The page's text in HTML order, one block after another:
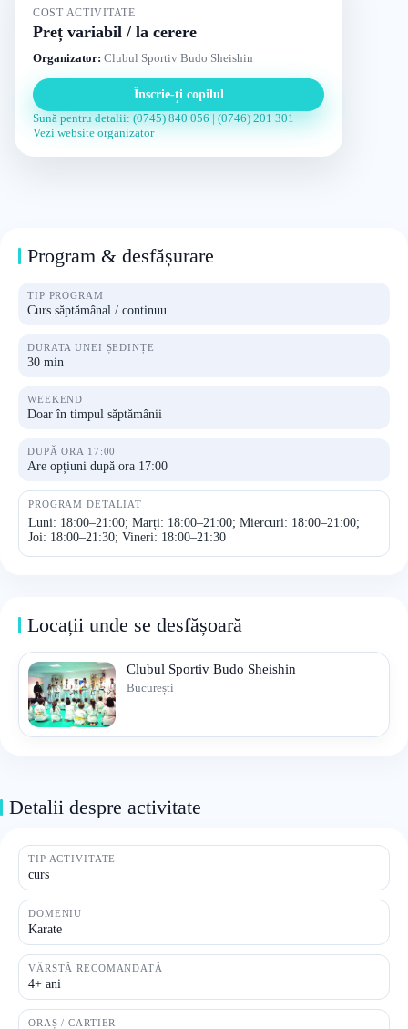
COST ACTIVITATE
Preț variabil / la cerere
Organizator: Clubul Sportiv Budo Sheishin
Înscrie-ți copilul
Sună pentru detalii: (0745) 840 056 | (0746) 201 301
Vezi website organizator
Program & desfășurare
TIP PROGRAM
Curs săptămânal / continuu
DURATA UNEI ȘEDINȚE
30 min
WEEKEND
Doar în timpul săptămânii
DUPĂ ORA 17:00
Are opțiuni după ora 17:00
PROGRAM DETALIAT
Luni: 18:00–21:00; Marți: 18:00–21:00; Miercuri: 18:00–21:00;
Joi: 18:00–21:30; Vineri: 18:00–21:30
Locații unde se desfășoară
Clubul Sportiv Budo Sheishin
București
Detalii despre activitate
TIP ACTIVITATE
curs
DOMENIU
Karate
VÂRSTĂ RECOMANDATĂ
4+ ani
ORAȘ / CARTIER